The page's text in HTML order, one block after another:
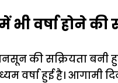
वर्षा होने की
की सक्रियता
वर्षा हुई है। आगामी